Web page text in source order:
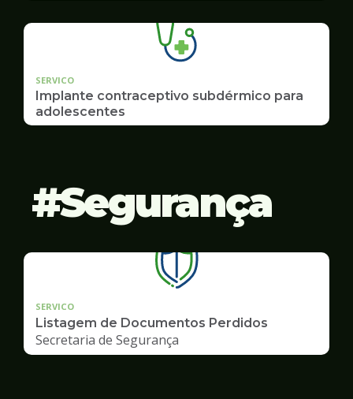
SERVICO
Implante contraceptivo subdérmico para
adolescentes
Segurança
SERVICO
Listagem de Documentos Perdidos
Secretaria de Segurança